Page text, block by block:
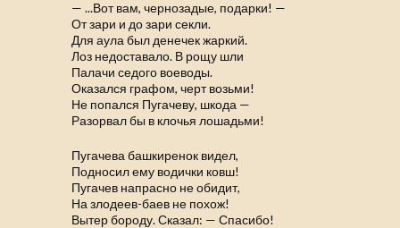
— ...Вот вам, чернозадые, подарки! —
От зари и до зари секли.
Для аула был денечек жаркий.
Лоз недоставало. В рощу шли
Палачи седого воеводы.
Оказался графом, черт возьми!
Не попался Пугачеву, шкода —
Разорвал бы в клочья лошадьми!
Пугачева башкиренок видел,
Подносил ему водички ковш!
Пугачев напрасно не обидит,
На злодеев-баев не похож!
Вытер бороду. Сказал: — Спасибо!